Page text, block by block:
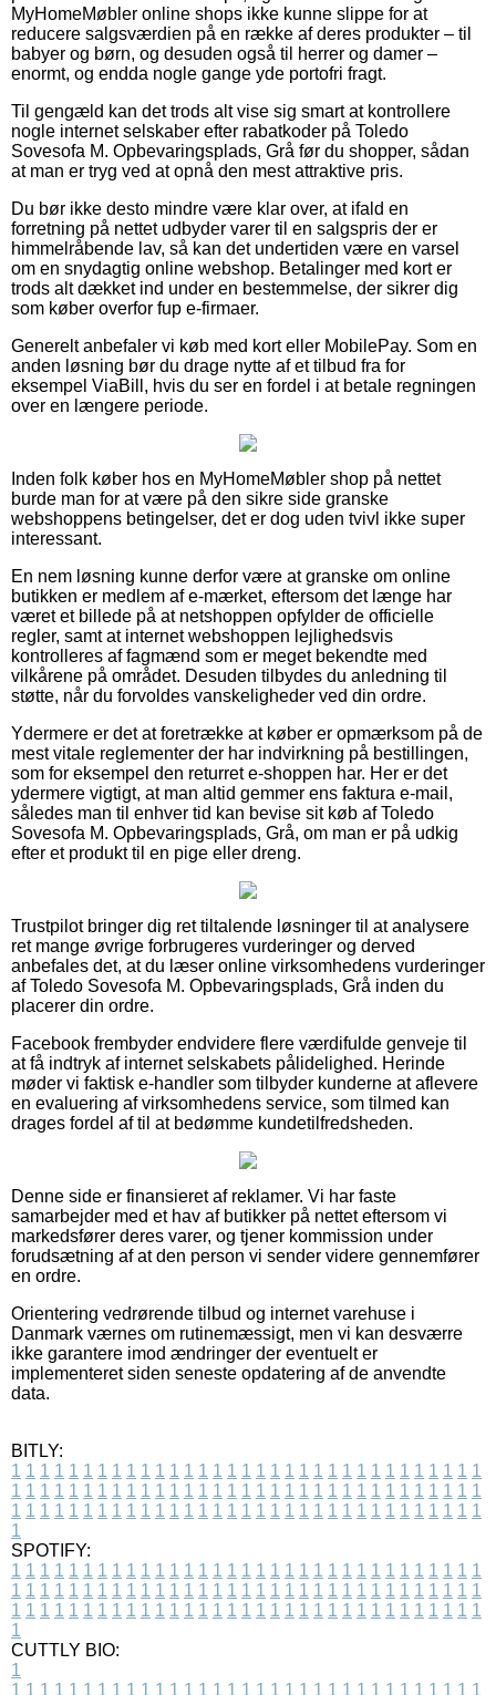
MyHomeMøbler online shops ikke kunne slippe for at
reducere salgsværdien på en række af deres produkter – til
babyer og børn, og desuden også til herrer og damer –
enormt, og endda nogle gange yde portofri fragt.
Til gengæld kan det trods alt vise sig smart at kontrollere
nogle internet selskaber efter rabatkoder på Toledo
Sovesofa M. Opbevaringsplads, Grå før du shopper, sådan
at man er tryg ved at opnå den mest attraktive pris.
Du bør ikke desto mindre være klar over, at ifald en
forretning på nettet udbyder varer til en salgspris der er
himmelråbende lav, så kan det undertiden være en varsel
om en snydagtig online webshop. Betalinger med kort er
trods alt dækket ind under en bestemmelse, der sikrer dig
som køber overfor fup e-firmaer.
Generelt anbefaler vi køb med kort eller MobilePay. Som en
anden løsning bør du drage nytte af et tilbud fra for
eksempel ViaBill, hvis du ser en fordel i at betale regningen
over en længere periode.
Inden folk køber hos en MyHomeMøbler shop på nettet
burde man for at være på den sikre side granske
webshoppens betingelser, det er dog uden tvivl ikke super
interessant.
En nem løsning kunne derfor være at granske om online
butikken er medlem af e-mærket, eftersom det længe har
været et billede på at netshoppen opfylder de officielle
regler, samt at internet webshoppen lejlighedsvis
kontrolleres af fagmænd som er meget bekendte med
vilkårene på området. Desuden tilbydes du anledning til
støtte, når du forvoldes vanskeligheder ved din ordre.
Ydermere er det at foretrække at køber er opmærksom på de
mest vitale reglementer der har indvirkning på bestillingen,
som for eksempel den returret e-shoppen har. Her er det
ydermere vigtigt, at man altid gemmer ens faktura e-mail,
således man til enhver tid kan bevise sit køb af Toledo
Sovesofa M. Opbevaringsplads, Grå, om man er på udkig
efter et produkt til en pige eller dreng.
Trustpilot bringer dig ret tiltalende løsninger til at analysere
ret mange øvrige forbrugeres vurderinger og derved
anbefales det, at du læser online virksomhedens vurderinger
af Toledo Sovesofa M. Opbevaringsplads, Grå inden du
placerer din ordre.
Facebook frembyder endvidere flere værdifulde genveje til
at få indtryk af internet selskabets pålidelighed. Herinde
møder vi faktisk e-handler som tilbyder kunderne at aflevere
en evaluering af virksomhedens service, som tilmed kan
drages fordel af til at bedømme kundetilfredsheden.
Denne side er finansieret af reklamer. Vi har faste
samarbejder med et hav af butikker på nettet eftersom vi
markedsfører deres varer, og tjener kommission under
forudsætning af at den person vi sender videre gennemfører
en ordre.
Orientering vedrørende tilbud og internet varehuse i
Danmark værnes om rutinemæssigt, men vi kan desværre
ikke garantere imod ændringer der eventuelt er
implementeret siden seneste opdatering af de anvendte
data.
BITLY:
1 1 1 1 1 1 1 1 1 1 1 1 1 1 1 1 1 1 1 1 1 1 1 1 1 1 1 1 1 1 1 1 1
1 1 1 1 1 1 1 1 1 1 1 1 1 1 1 1 1 1 1 1 1 1 1 1 1 1 1 1 1 1 1 1 1
1 1 1 1 1 1 1 1 1 1 1 1 1 1 1 1 1 1 1 1 1 1 1 1 1 1 1 1 1 1 1 1 1
1
SPOTIFY:
1 1 1 1 1 1 1 1 1 1 1 1 1 1 1 1 1 1 1 1 1 1 1 1 1 1 1 1 1 1 1 1 1
1 1 1 1 1 1 1 1 1 1 1 1 1 1 1 1 1 1 1 1 1 1 1 1 1 1 1 1 1 1 1 1 1
1 1 1 1 1 1 1 1 1 1 1 1 1 1 1 1 1 1 1 1 1 1 1 1 1 1 1 1 1 1 1 1 1
1
CUTTLY BIO:
1
1 1 1 1 1 1 1 1 1 1 1 1 1 1 1 1 1 1 1 1 1 1 1 1 1 1 1 1 1 1 1 1 1